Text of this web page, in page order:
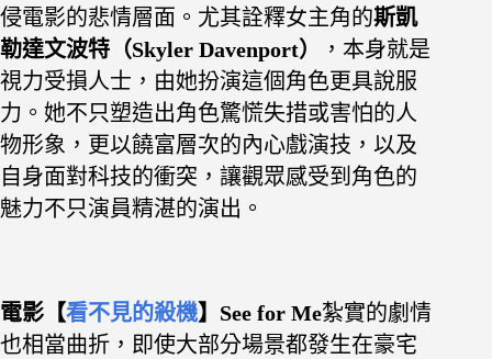
侵電影的悲情層面。尤其詮釋女主角的斯凱
勒達文波特（Skyler Davenport）
，本身就是
視力受損人士，由她扮演這個角色更具說服
力。她不只塑造出角色驚慌失措或害怕的人
物形象，更以饒富層次的內心戲演技，以及
自身面對科技的衝突，讓觀眾感受到角色的
魅力不只演員精湛的演出。
電影【看不見的殺機】See for Me紮實的劇情
也相當曲折，即使大部分場景都發生在豪宅